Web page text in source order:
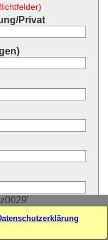
Privat